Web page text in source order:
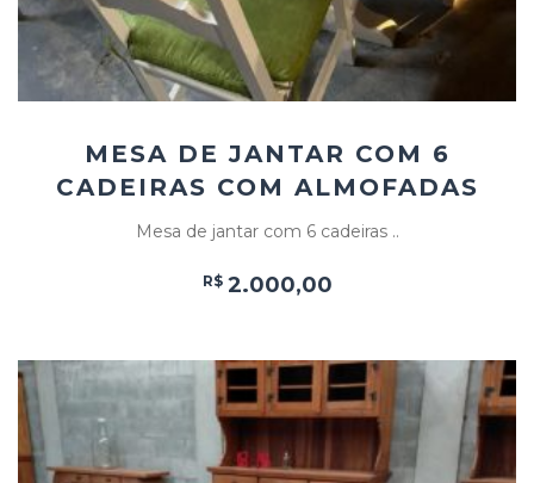
MESA DE JANTAR COM 6
CADEIRAS COM ALMOFADAS
Mesa de jantar com 6 cadeiras ..
R$ 2.000,00